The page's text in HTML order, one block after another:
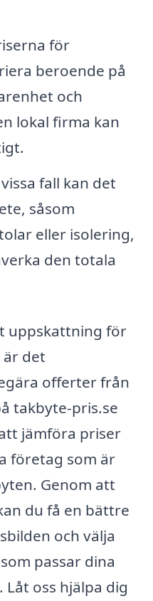
för
beroende på
och
lokal firma kan
fall kan det
såsom
eller isolering,
den totala
uppskattning för
det
offerter från
takbyte-pris.se
jämföra priser
företag som är
Genom att
du få en bättre
och välja
passar dina
oss hjälpa dig